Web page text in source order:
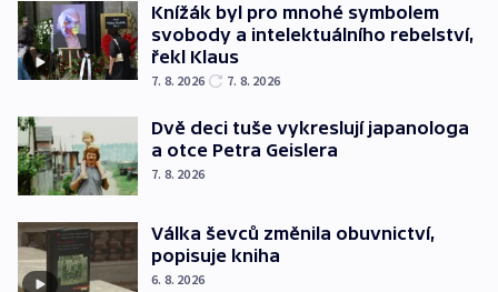
Knížák byl pro mnohé symbolem
svobody a intelektuálního rebelství,
řekl Klaus
7. 8. 2026 7. 8. 2026
Dvě deci tuše vykreslují japanologa
a otce Petra Geislera
7. 8. 2026
Válka ševců změnila obuvnictví,
popisuje kniha
6. 8. 2026